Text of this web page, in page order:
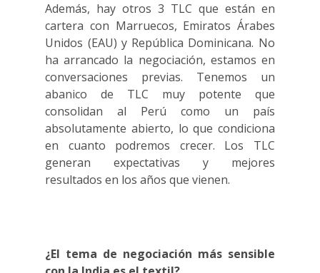
Además, hay otros 3 TLC que están en
cartera con Marruecos, Emiratos Árabes
Unidos (EAU) y República Dominicana. No
ha arrancado la negociación, estamos en
conversaciones previas. Tenemos un
abanico de TLC muy potente que
consolidan al Perú como un país
absolutamente abierto, lo que condiciona
en cuanto podremos crecer. Los TLC
generan expectativas y mejores
resultados en los años que vienen.
¿El tema de negociación más sensible